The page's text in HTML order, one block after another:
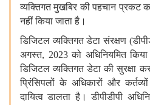
व्यक्तिगत मुखबिर की पहचान प्रकट
नहीं किया जाता है।
डिजिटल व्यक्तिगत डेटा संरक्षण
अगस्त, 2023 को अधिनियमित
डिजिटल व्यक्तिगत डेटा की सुरक्षा
प्रिंसिपलों के अधिकारों और
दायित्व डालता है। डीपीडीपी